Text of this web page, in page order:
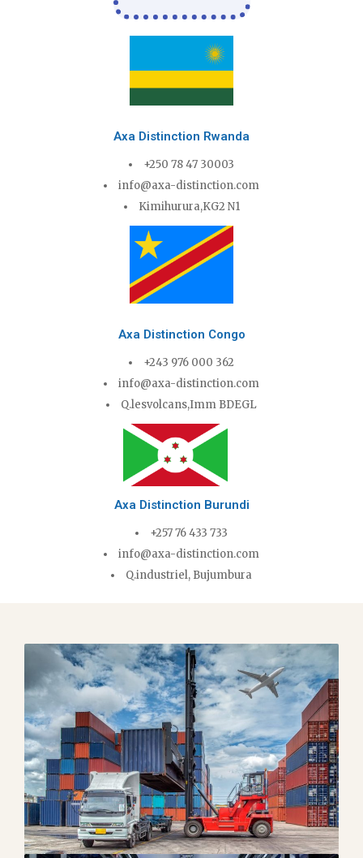
Axa Distinction Rwanda
+250 78 47 30003
info@axa-distinction.com
Kimihurura,KG2 N1
Axa Distinction Congo
+243 976 000 362
info@axa-distinction.com
Q.lesvolcans,Imm BDEGL
Axa Distinction Burundi
+257 76 433 733
info@axa-distinction.com
Q.industriel, Bujumbura